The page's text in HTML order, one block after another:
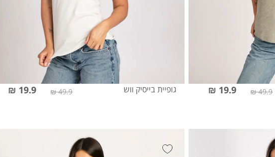
19.9 ₪ 49.9 ₪ גופיית בייסיק ווש 19.9 ₪ 49.9 ₪